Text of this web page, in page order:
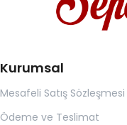
Kurumsal
Mesafeli Satış Sözleşmesi
Ödeme ve Teslimat